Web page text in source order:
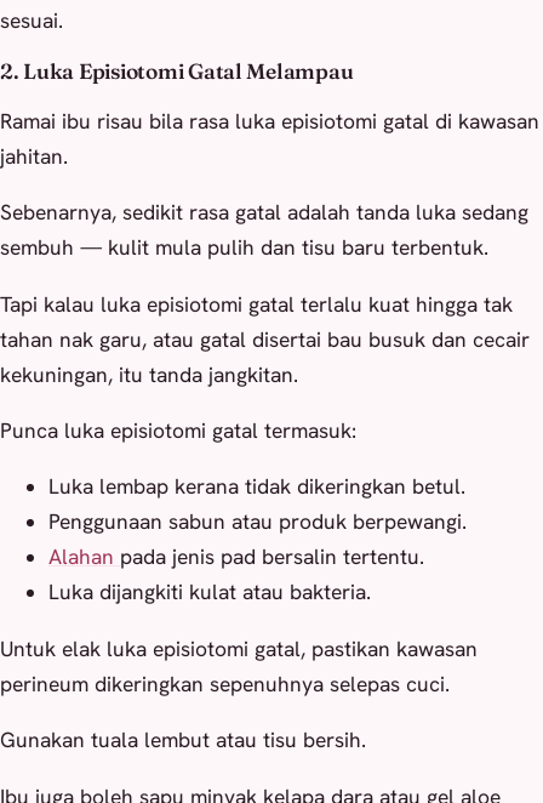
sesuai.
2. Luka Episiotomi Gatal Melampau
Ramai ibu risau bila rasa luka episiotomi gatal di kawasan
jahitan.
Sebenarnya, sedikit rasa gatal adalah tanda luka sedang
sembuh — kulit mula pulih dan tisu baru terbentuk.
Tapi kalau luka episiotomi gatal terlalu kuat hingga tak
tahan nak garu, atau gatal disertai bau busuk dan cecair
kekuningan, itu tanda jangkitan.
Punca luka episiotomi gatal termasuk:
Luka lembap kerana tidak dikeringkan betul.
Penggunaan sabun atau produk berpewangi.
Alahan pada jenis pad bersalin tertentu.
Luka dijangkiti kulat atau bakteria.
Untuk elak luka episiotomi gatal, pastikan kawasan
perineum dikeringkan sepenuhnya selepas cuci.
Gunakan tuala lembut atau tisu bersih.
Ibu juga boleh sapu minyak kelapa dara atau gel aloe